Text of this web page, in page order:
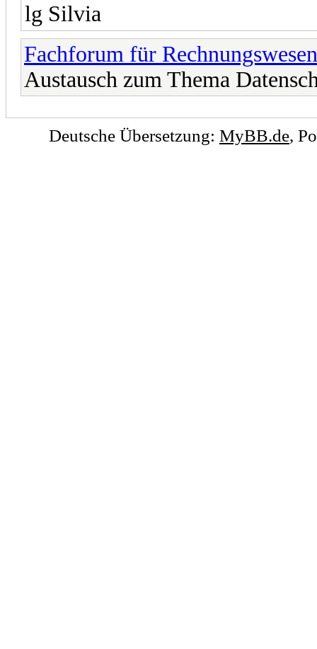
lg Silvia
Fachforum für Rechnungswesen
Austausch zum Thema
Deutsche Übersetzung: MyBB.de,